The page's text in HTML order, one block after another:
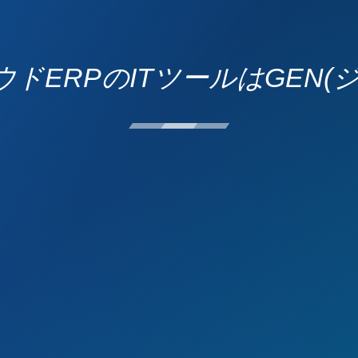
ドERPのITツールはGEN(